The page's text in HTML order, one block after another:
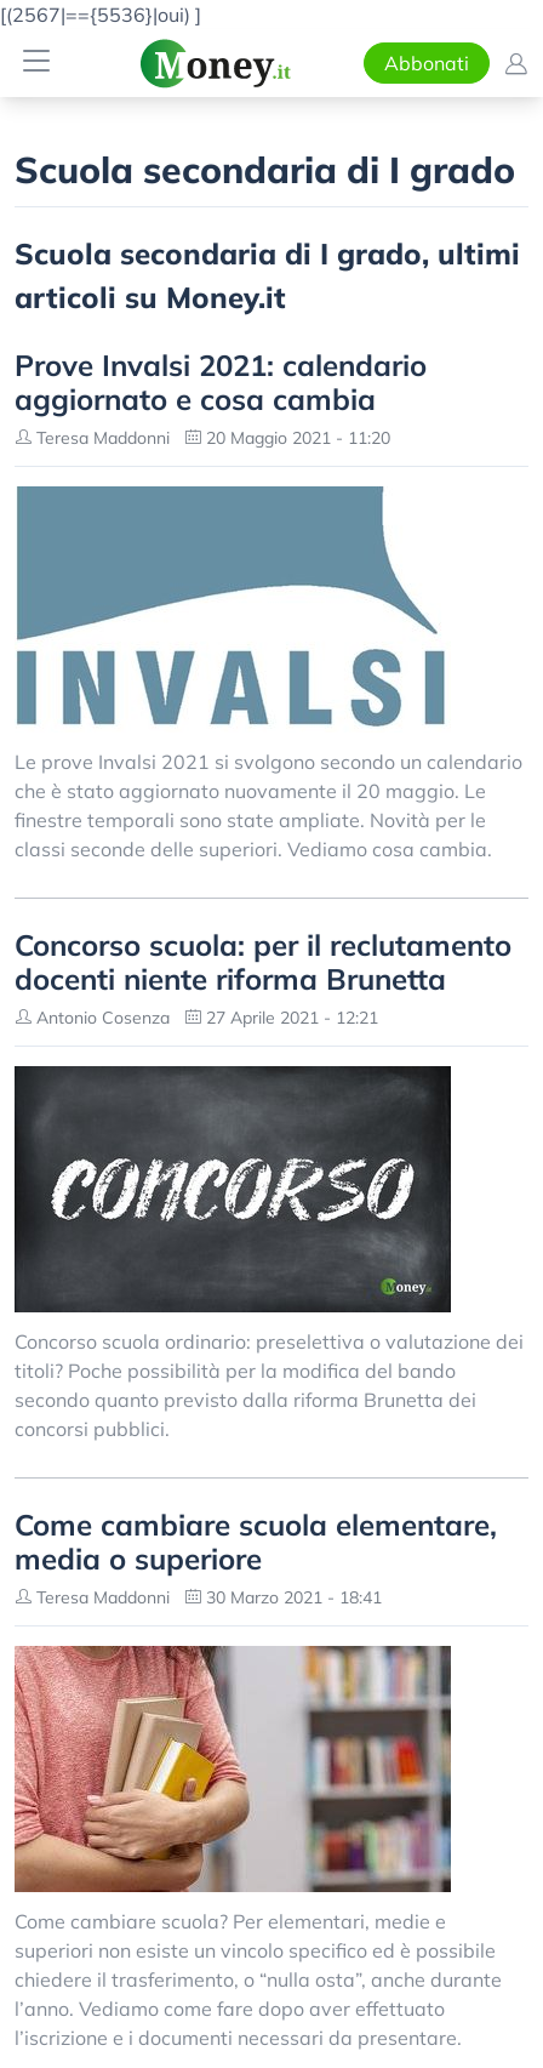
[(2567|=={5536}|oui) ]
Abbonati
Scuola secondaria di I grado
Scuola secondaria di I grado, ultimi
articoli su Money.it
Prove Invalsi 2021: calendario
aggiornato e cosa cambia
Teresa Maddonni 20 Maggio 2021 - 11:20
Le prove Invalsi 2021 si svolgono secondo un calendario
che è stato aggiornato nuovamente il 20 maggio. Le
finestre temporali sono state ampliate. Novità per le
classi seconde delle superiori. Vediamo cosa cambia.
Concorso scuola: per il reclutamento
docenti niente riforma Brunetta
Antonio Cosenza 27 Aprile 2021 - 12:21
Concorso scuola ordinario: preselettiva o valutazione dei
titoli? Poche possibilità per la modifica del bando
secondo quanto previsto dalla riforma Brunetta dei
concorsi pubblici.
Come cambiare scuola elementare,
media o superiore
Teresa Maddonni 30 Marzo 2021 - 18:41
Come cambiare scuola? Per elementari, medie e
superiori non esiste un vincolo specifico ed è possibile
chiedere il trasferimento, o “nulla osta”, anche durante
l’anno. Vediamo come fare dopo aver effettuato
l’iscrizione e i documenti necessari da presentare.